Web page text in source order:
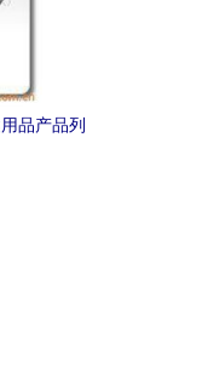
品产品列